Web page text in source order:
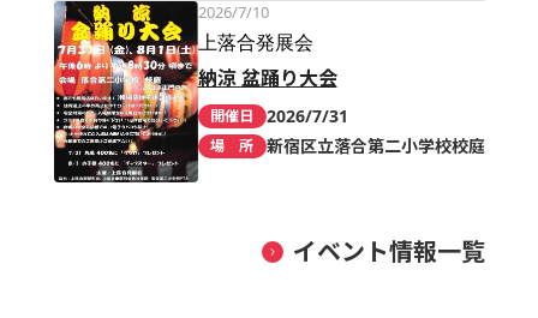
2026/7/10
上落合発展会
納涼 盆踊り大会
開催日 2026/7/31
場 所 新宿区立落合第二小学校校庭
イベント情報一覧